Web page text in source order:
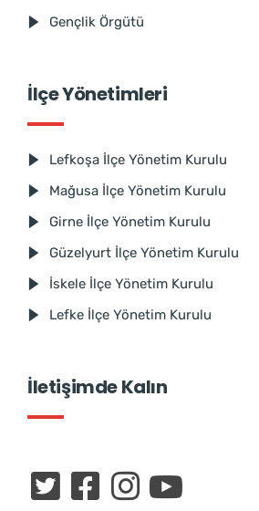
Gençlik Örgütü
İlçe Yönetimleri
Lefkoşa İlçe Yönetim Kurulu
Mağusa İlçe Yönetim Kurulu
Girne İlçe Yönetim Kurulu
Güzelyurt İlçe Yönetim Kurulu
İskele İlçe Yönetim Kurulu
Lefke İlçe Yönetim Kurulu
İletişimde Kalın